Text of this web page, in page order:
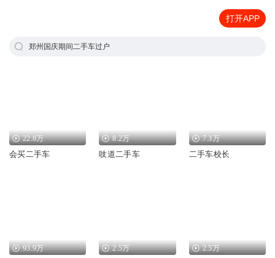
打开APP
郑州国庆期间二手车过户
22.8万
会买二手车
8.2万
吱道二手车
7.3万
二手车校长
93.9万 2.5万 2.5万